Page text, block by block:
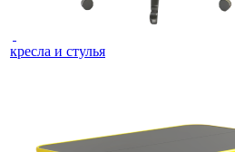
кресла и стулья